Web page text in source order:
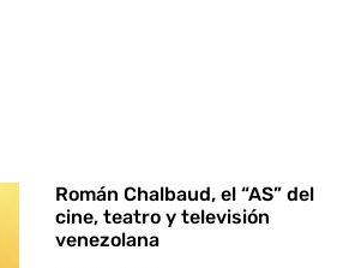
Román Chalbaud, el “AS” del
cine, teatro y televisión
venezolana